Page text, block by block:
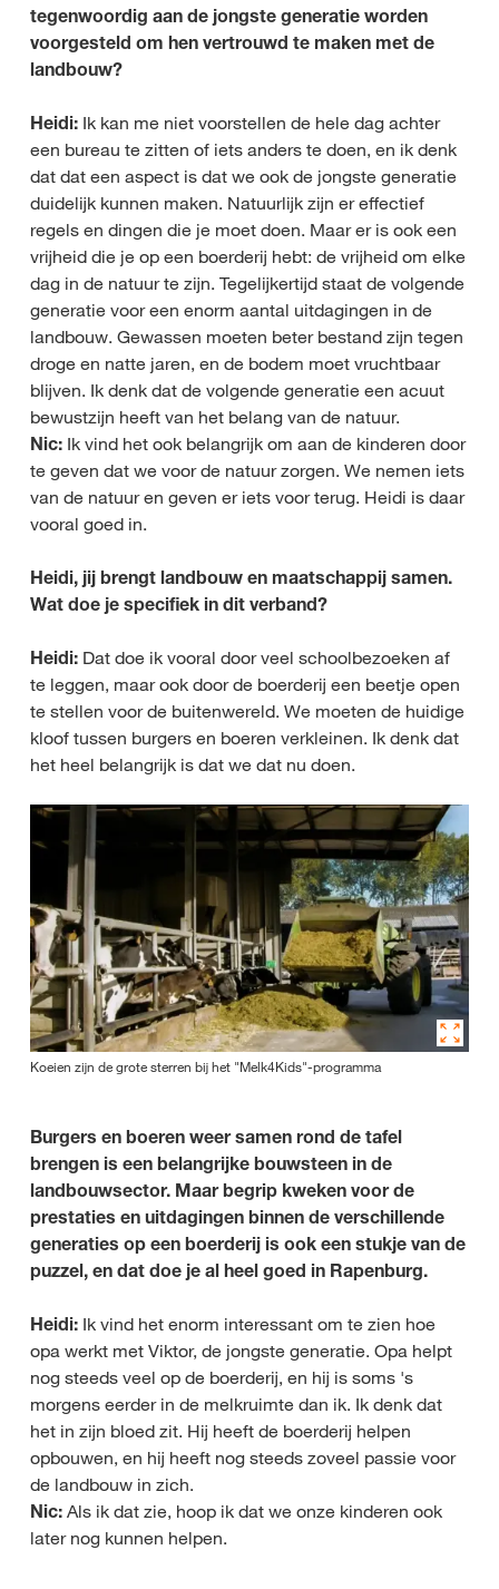
tegenwoordig aan de jongste generatie worden
voorgesteld om hen vertrouwd te maken met de
landbouw?
Heidi: Ik kan me niet voorstellen de hele dag achter
een bureau te zitten of iets anders te doen, en ik denk
dat dat een aspect is dat we ook de jongste generatie
duidelijk kunnen maken. Natuurlijk zijn er effectief
regels en dingen die je moet doen. Maar er is ook een
vrijheid die je op een boerderij hebt: de vrijheid om elke
dag in de natuur te zijn. Tegelijkertijd staat de volgende
generatie voor een enorm aantal uitdagingen in de
landbouw. Gewassen moeten beter bestand zijn tegen
droge en natte jaren, en de bodem moet vruchtbaar
blijven. Ik denk dat de volgende generatie een acuut
bewustzijn heeft van het belang van de natuur.
Nic: Ik vind het ook belangrijk om aan de kinderen door
te geven dat we voor de natuur zorgen. We nemen iets
van de natuur en geven er iets voor terug. Heidi is daar
vooral goed in.
Heidi, jij brengt landbouw en maatschappij samen.
Wat doe je specifiek in dit verband?
Heidi: Dat doe ik vooral door veel schoolbezoeken af
te leggen, maar ook door de boerderij een beetje open
te stellen voor de buitenwereld. We moeten de huidige
kloof tussen burgers en boeren verkleinen. Ik denk dat
het heel belangrijk is dat we dat nu doen.
Koeien zijn de grote sterren bij het "Melk4Kids"-programma
Burgers en boeren weer samen rond de tafel
brengen is een belangrijke bouwsteen in de
landbouwsector. Maar begrip kweken voor de
prestaties en uitdagingen binnen de verschillende
generaties op een boerderij is ook een stukje van de
puzzel, en dat doe je al heel goed in Rapenburg.
Heidi: Ik vind het enorm interessant om te zien hoe
opa werkt met Viktor, de jongste generatie. Opa helpt
nog steeds veel op de boerderij, en hij is soms 's
morgens eerder in de melkruimte dan ik. Ik denk dat
het in zijn bloed zit. Hij heeft de boerderij helpen
opbouwen, en hij heeft nog steeds zoveel passie voor
de landbouw in zich.
Nic: Als ik dat zie, hoop ik dat we onze kinderen ook
later nog kunnen helpen.